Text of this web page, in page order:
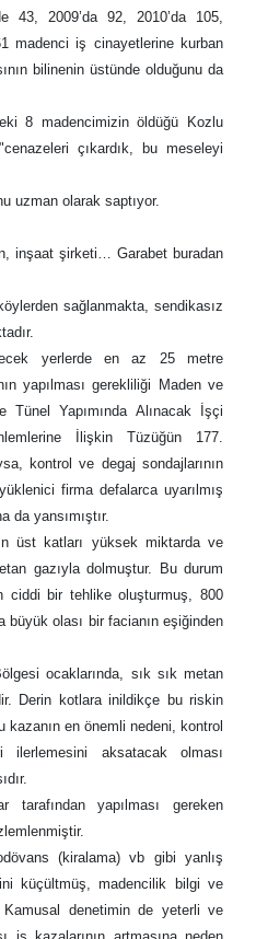
43, 2009’da 92, 2010’da 105,
madenci iş cinayetlerine kurban
bilinenin üstünde olduğunu da
8 madencimizin öldüğü Kozlu
çıkardık, bu meseleyi
uzman olarak saptıyor.
inşaat şirketi… Garabet buradan
sağlanmakta, sendikasız
yerlerde en az 25 metre
yapılması gerekliliği Maden ve
Tünel Yapımında Alınacak İşçi
İlişkin Tüzüğün 177.
kontrol ve degaj sondajlarının
firma defalarca uyarılmış
da yansımıştır.
üst katları yüksek miktarda ve
gazıyla dolmuştur. Bu durum
ciddi bir tehlike oluşturmuş, 800
büyük olası bir facianın eşiğinden
ocaklarında, sık sık metan
Derin kotlara inildikçe bu riskin
kazanın en önemli nedeni, kontrol
ilerlemesini aksatacak olması
yapılması gereken
(kiralama) vb gibi yanlış
küçültmüş, madencilik bilgi ve
Kamusal denetimin de yeterli ve